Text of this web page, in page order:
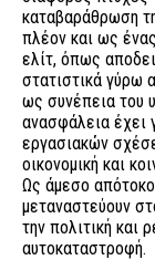
καταβαράθρωση
πλέον και ως
ελίτ, όπως
στατιστικά γύρω
ως συνέπεια του
ανασφάλεια έχει
εργασιακών
οικονομική και
Ως άμεσο
μεταναστεύουν
την πολιτική και
αυτοκαταστροφή.